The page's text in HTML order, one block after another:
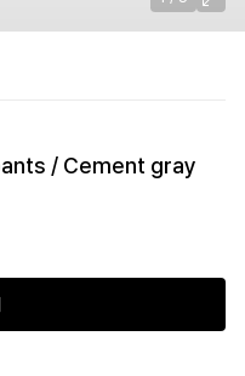
/ Cement gray